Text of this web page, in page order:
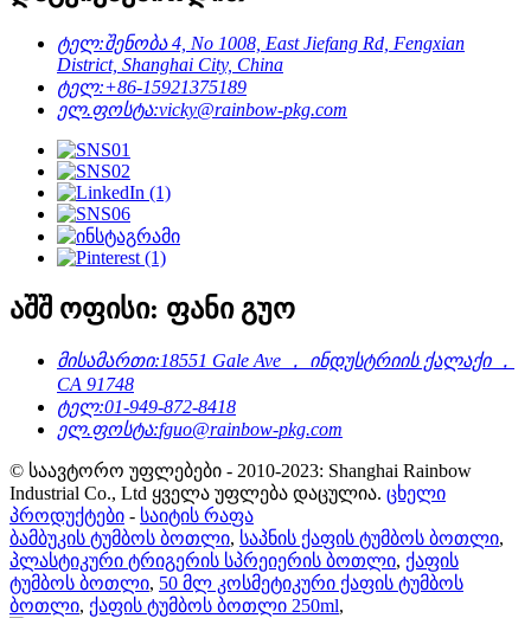
ტელ:შენობა 4, No 1008, East Jiefang Rd, Fengxian
District, Shanghai City, China
ტელ:+86-15921375189
ელ.ფოსტა:vicky@rainbow-pkg.com
აშშ ოფისი: ფანი გუო
მისამართი:18551 Gale Ave ， ინდუსტრიის ქალაქი ，
CA 91748
ტელ:01-949-872-8418
ელ.ფოსტა:fguo@rainbow-pkg.com
© საავტორო უფლებები - 2010-2023: Shanghai Rainbow
Industrial Co., Ltd ყველა უფლება დაცულია. ცხელი
პროდუქტები - საიტის რაფა
ბამბუკის ტუმბოს ბოთლი, საპნის ქაფის ტუმბოს ბოთლი,
პლასტიკური ტრიგერის სპრეიერის ბოთლი, ქაფის
ტუმბოს ბოთლი, 50 მლ კოსმეტიკური ქაფის ტუმბოს
ბოთლი, ქაფის ტუმბოს ბოთლი 250ml,